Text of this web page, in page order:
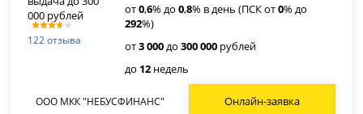
122 отзыва
от0,6% до0,8% в день (ПСК от0% до
292%)
от3 000до300 000 рублей
до 12 недель
ООО МКК "НЕБУСФИНАНС" Онлайн-заявка